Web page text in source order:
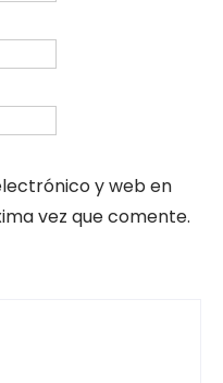
y web en
vez que comente.